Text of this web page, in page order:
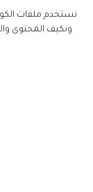
نستخدم ملفات
ونكيف المحتوى